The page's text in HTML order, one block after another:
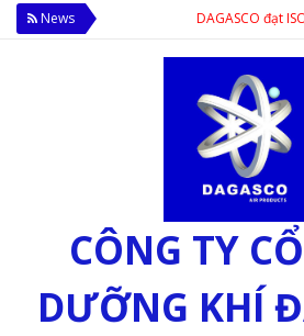
News DAGASCO đạt
CÔNG TY
DƯỠNG KHÍ